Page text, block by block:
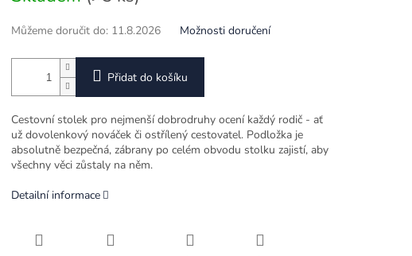
Můžeme doručit do: 11.8.2026 Možnosti doručení
Přidat do košíku
Cestovní stolek pro nejmenší dobrodruhy ocení každý rodič - ať
už dovolenkový nováček či ostřílený cestovatel. Podložka je
absolutně bezpečná, zábrany po celém obvodu stolku zajistí, aby
všechny věci zůstaly na něm.
Detailní informace